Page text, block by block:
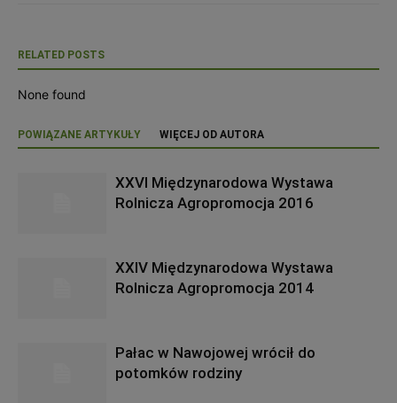
RELATED POSTS
None found
POWIĄZANE ARTYKUŁY WIĘCEJ OD AUTORA
XXVI Międzynarodowa Wystawa
Rolnicza Agropromocja 2016
XXIV Międzynarodowa Wystawa
Rolnicza Agropromocja 2014
Pałac w Nawojowej wrócił do
potomków rodziny